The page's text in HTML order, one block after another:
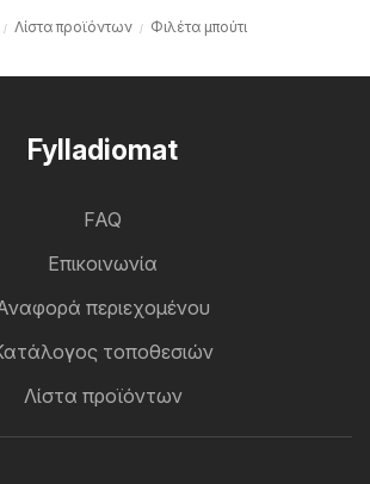
Λίστα προϊόντων Φιλέτα μπούτι
Fylladiomat
FAQ
Επικοινωνία
περιεχομένου
τοποθεσιών
Λίστα προϊόντων